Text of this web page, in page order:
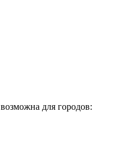
для городов: